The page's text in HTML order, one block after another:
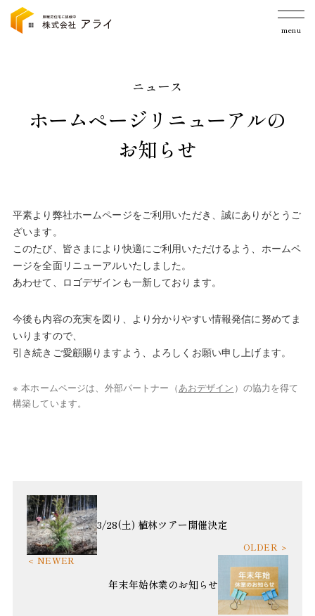
menu
ニュース
ホームページリニューアルの
お知らせ
平素より弊社ホームページをご利用いただき、誠にありがとうご
ざいます。
このたび、皆さまにより快適にご利用いただけるよう、ホームペ
ージを全面リニューアルいたしました。
あわせて、ロゴデザインも一新しております。
今後も内容の充実を図り、より分かりやすい情報発信に努めてま
いりますので、
引き続きご愛顧賜りますよう、よろしくお願い申し上げます。
※ 本ホームページは、外部パートナー（あおデザイン ）の協力を得て
構築しています。
3/28(土) 植林ツアー開催決定
年末年始休業のお知らせ